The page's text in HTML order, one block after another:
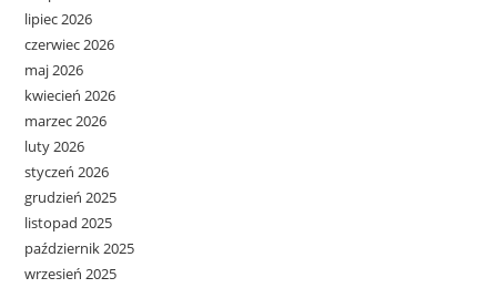
lipiec 2026
czerwiec 2026
maj 2026
kwiecień 2026
marzec 2026
luty 2026
styczeń 2026
grudzień 2025
listopad 2025
październik 2025
wrzesień 2025